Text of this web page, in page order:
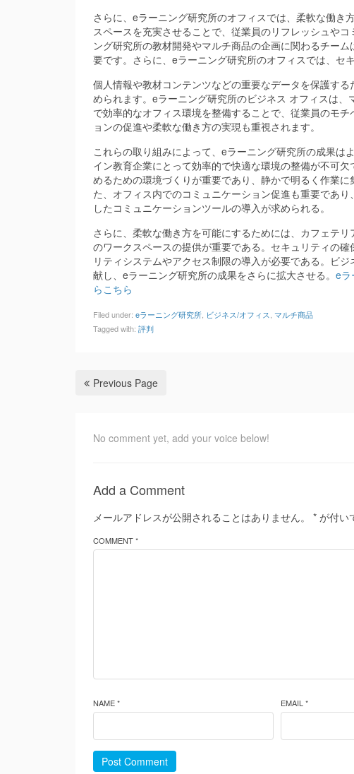
さらに、eラーニング研究所のオフィスでは、柔軟な働
スペースを充実させることで、従業員のリフレッシュや
ング研究所の教材開発やマルチ商品の企画に関わるチー
要です。さらに、eラーニング研究所のオフィスでは、セ
個人情報や教材コンテンツなどの重要なデータを保護す
められます。eラーニング研究所のビジネス オフィスは
で効率的なオフィス環境を整備することで、従業員のモ
ョンの促進や柔軟な働き方の実現も重視されます。
これらの取り組みによって、eラーニング研究所の成果は
イン教育企業にとって効率的で快適な環境の整備が不可
めるための環境づくりが重要であり、静かで明るく作業
た、オフィス内でのコミュニケーション促進も重要であ
したコミュニケーションツールの導入が求められる。
さらに、柔軟な働き方を可能にするためには、カフェテ
のワークスペースの提供が重要である。セキュリティの
リティシステムやアクセス制限の導入が必要である。ビ
献し、eラーニング研究所の成果をさらに拡大させる。 eラ
らこちら
Filed under: eラーニング研究所 ビジネス/オフィス マルチ商品
Tagged with: 評判
Previous Page
No comment yet, add your voice below!
Add a Comment
メールアドレスが公開されることはありません。 * が付い
COMMENT *
NAME * EMAIL *
Post Comment